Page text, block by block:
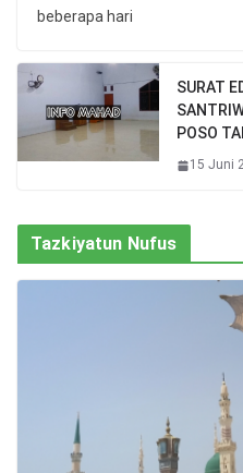
beberapa hari
SURAT
POSO
15 Juni
Tazkiyatun Nufus